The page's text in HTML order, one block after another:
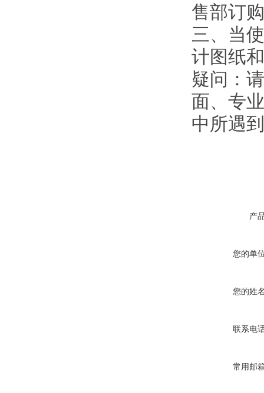
售部订
三、当
计图纸
疑问：
面、专
中所遇
产
您的单
您的姓
联系电
常用邮